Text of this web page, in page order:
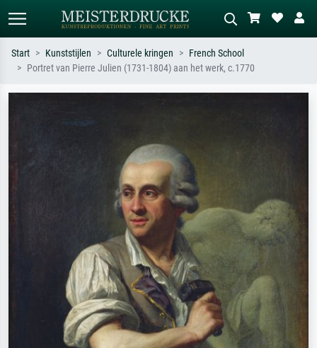
Start Kunststijlen Culturele kringen
French School
Portret van Pierre Julien (1731-1804) aan het werk, c.1770